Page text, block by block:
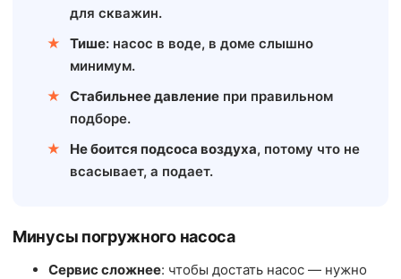
для скважин.
Тише: насос в воде, в доме слышно
минимум.
Стабильнее давление при правильном
подборе.
Не боится подсоса воздуха, потому что не
всасывает, а подает.
Минусы погружного насоса
Сервис сложнее: чтобы достать насос — нужно